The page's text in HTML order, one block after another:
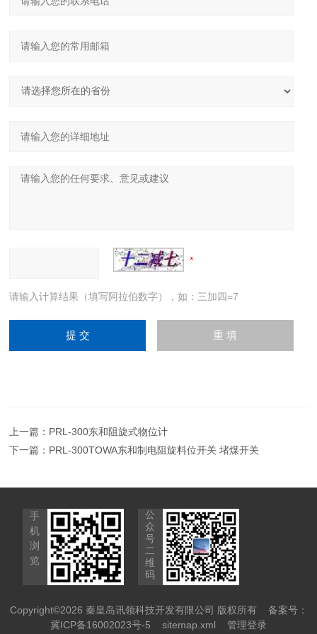
请输入计算结果（填写阿拉伯数字），如：三加四=7
上一篇： PRL-300东和阻旋式物位计
下一篇： PRL-300TOWA东和制电阻旋料位开关 堵煤开关
手
机
浏
览
公
众
号
二
维
码
Copyright©2026 秦皇岛讯领科技开发有限公司 版权所有 备案号：
冀ICP备16002023号-5
sitemap.xml 管理登录